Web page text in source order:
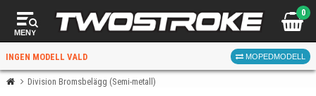
MENY
0
INGEN MODELL VALD MOPEDMODELL
Division Bromsbelägg (Semi-metall)